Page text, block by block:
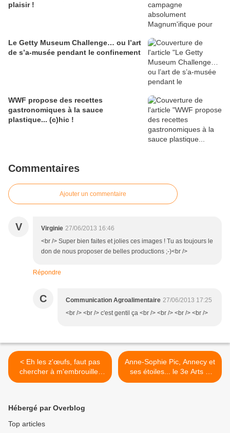
plaisir !
Le Getty Museum Challenge… ou l’art
de s’a-musée pendant le confinement
WWF propose des recettes
gastronomiques à la sauce
plastique... (c)hic !
Commentaires
Ajouter un commentaire
V Virginie 27/06/2013 16:46
<br /> Super bien faites et jolies ces images ! Tu as toujours le
don de nous proposer de belles productions ;-)<br />
Répondre
C Communication Agroalimentaire 27/06/2013 17:25
<br /> <br /> c'est gentil ça <br /> <br /> <br /> <br />
< Eh les z'œufs, faut pas
chercher à m'embrouiller
moi !
Anne-Sophie Pic, Annecy et
ses étoiles... le 3e Arts &
Gastronomie atteint des
Hébergé par Overblog
Top articles